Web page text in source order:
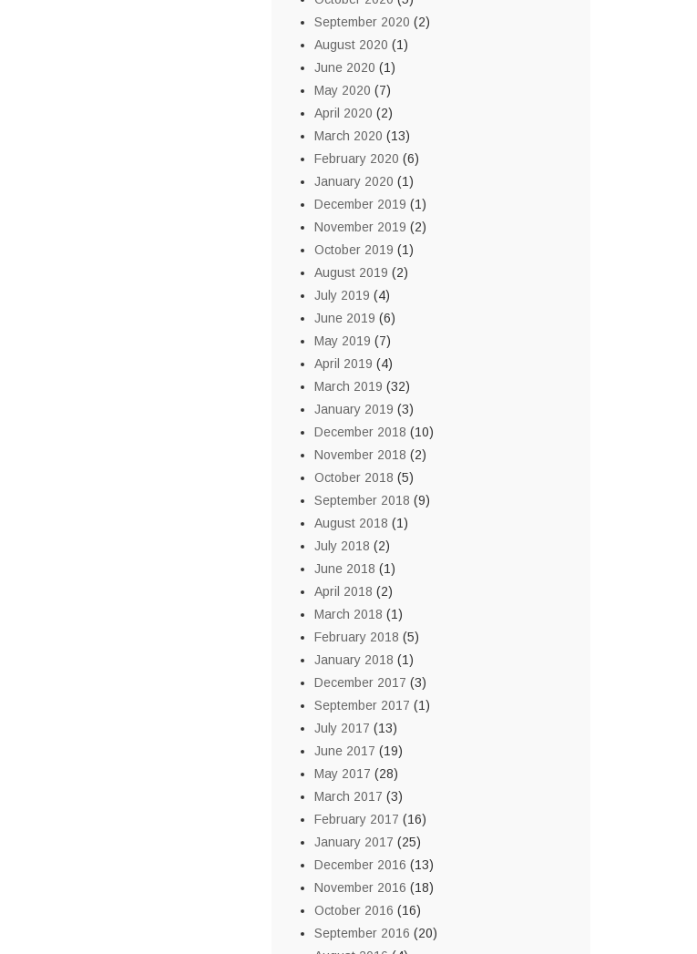
September 2020 (2)
August 2020 (1)
June 2020 (1)
May 2020 (7)
April 2020 (2)
March 2020 (13)
February 2020 (6)
January 2020 (1)
December 2019 (1)
November 2019 (2)
October 2019 (1)
August 2019 (2)
July 2019 (4)
June 2019 (6)
May 2019 (7)
April 2019 (4)
March 2019 (32)
January 2019 (3)
December 2018 (10)
November 2018 (2)
October 2018 (5)
September 2018 (9)
August 2018 (1)
July 2018 (2)
June 2018 (1)
April 2018 (2)
March 2018 (1)
February 2018 (5)
January 2018 (1)
December 2017 (3)
September 2017 (1)
July 2017 (13)
June 2017 (19)
May 2017 (28)
March 2017 (3)
February 2017 (16)
January 2017 (25)
December 2016 (13)
November 2016 (18)
October 2016 (16)
September 2016 (20)